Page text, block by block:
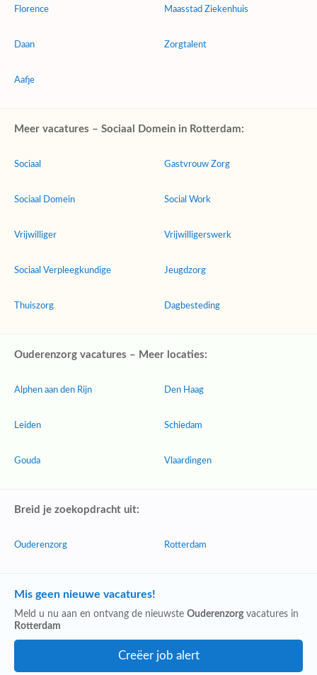
Florence
Daan
Aafje
Maasstad Ziekenhuis
Zorgtalent
Meer vacatures – Sociaal Domein in Rotterdam:
Sociaal
Sociaal Domein
Vrijwilliger
Sociaal Verpleegkundige
Thuiszorg
Gastvrouw Zorg
Social Work
Vrijwilligerswerk
Jeugdzorg
Dagbesteding
Ouderenzorg vacatures – Meer locaties:
Alphen aan den Rijn
Leiden
Gouda
Den Haag
Schiedam
Vlaardingen
Breid je zoekopdracht uit:
Ouderenzorg Rotterdam
Mis geen nieuwe vacatures!
Meld u nu aan en ontvang de nieuwste Ouderenzorgvacatures in
Rotterdam